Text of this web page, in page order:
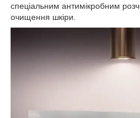
спеціальним антимікробним
очищення шкіри.